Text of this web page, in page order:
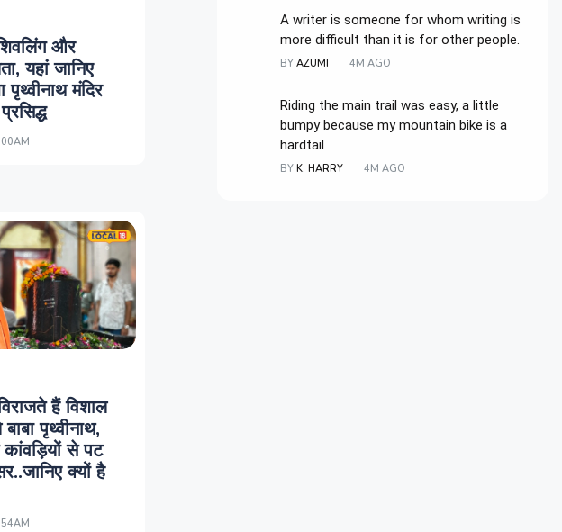
और
यहां जानिए
पृथ्वीनाथ मंदिर
हैं विशाल
पृथ्वीनाथ,
से पट
क्यों है
A writer is someone for whom writing is
more difficult than it is for other people.
BY AZUMI 4M AGO
Riding the main trail was easy, a little
bumpy because my mountain bike is a
hardtail
BY K. HARRY 4M AGO